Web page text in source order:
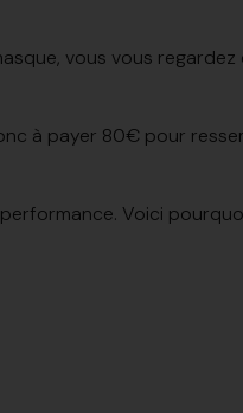
vous vous regardez
à payer 80€ pour
Voici